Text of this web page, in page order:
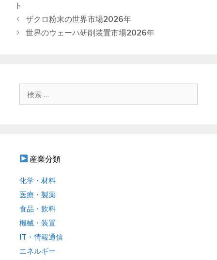
ゴ
リ
ー
ト
投
稿
ザクロ粉末の世界市場2026年
世界のウェーハ研削装置市場2026年
産業分類
化学・材料
医療・製薬
食品・飲料
機械・装置
IT・情報通信
エネルギー